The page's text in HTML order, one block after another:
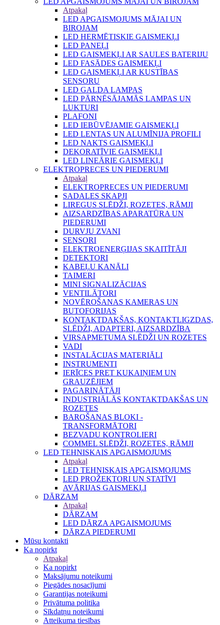
Atpakaļ
LED APGAISMOJUMS MĀJAI UN
BIROJAM
LED HERMĒTISKIE GAISMEKĻI
LED PANEĻI
LED GAISMEKĻI AR SAULES BATERIJU
LED FASĀDES GAISMEKĻI
LED GAISMEKĻI AR KUSTĪBAS
SENSORU
LED GALDA LAMPAS
LED PĀRNĒSĀJAMĀS LAMPAS UN
LUKTURI
PLAFONI
LED IEBŪVĒJAMIE GAISMEKĻI
LED LENTAS UN ALUMĪNIJA PROFILI
LED NAKTS GAISMEKĻI
DEKORATĪVIE GAISMEKĻI
LED LINEĀRIE GAISMEKĻI
ELEKTROPRECES UN PIEDERUMI
Atpakaļ
ELEKTROPRECES UN PIEDERUMI
SADALES SKAPJI
LIREGUS SLĒDŽI, ROZETES, RĀMJI
AIZSARDZĪBAS APARATŪRA UN
PIEDERUMI
DURVJU ZVANI
SENSORI
ELEKTROENERĢIJAS SKAITĪTĀJI
DETEKTORI
KABEĻU KANĀLI
TAIMERI
MINI SIGNALIZĀCIJAS
VENTILĀTORI
NOVĒROŠANAS KAMERAS UN
BUTOFORIJAS
KONTAKTDAKŠAS, KONTAKTLIGZDAS,
SLĒDŽI, ADAPTERI, AIZSARDZĪBA
VIRSAPMETUMA SLĒDŽI UN ROZETES
VADI
INSTALĀCIJAS MATERIĀLI
INSTRUMENTI
IERĪCES PRET KUKAIŅIEM UN
GRAUZĒJIEM
PAGARINĀTĀJI
INDUSTRIĀLĀS KONTAKTDAKŠAS UN
ROZETES
BAROŠANAS BLOKI -
TRANSFORMĀTORI
BEZVADU KONTROLIERI
COMMEL SLĒDŽI, ROZETES, RĀMJI
LED TEHNISKAIS APGAISMOJUMS
Atpakaļ
LED TEHNISKAIS APGAISMOJUMS
LED PROŽEKTORI UN STATĪVI
AVĀRIJAS GAISMEKĻI
DĀRZAM
Atpakaļ
DĀRZAM
LED DĀRZA APGAISMOJUMS
DĀRZA PIEDERUMI
Mūsu kontakti
Ka nopirkt
Atpakaļ
Ka nopirkt
Maksājumu noteikumi
Piegādes nosacījumi
Garantijas noteikumi
Privātuma politika
Sīkdatņu noteikumi
Atteikuma tiesības